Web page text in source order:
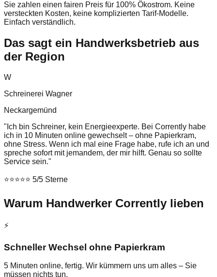
Sie zahlen einen fairen Preis für 100% Ökostrom. Keine
versteckten Kosten, keine komplizierten Tarif-Modelle.
Einfach verständlich.
Das sagt ein Handwerksbetrieb aus
der Region
W
Schreinerei Wagner
Neckargemünd
"Ich bin Schreiner, kein Energieexperte. Bei Corrently habe
ich in 10 Minuten online gewechselt – ohne Papierkram,
ohne Stress. Wenn ich mal eine Frage habe, rufe ich an und
spreche sofort mit jemandem, der mir hilft. Genau so sollte
Service sein."
⭐⭐⭐⭐⭐ 5/5 Sterne
Warum Handwerker Corrently lieben
⚡
Schneller Wechsel ohne Papierkram
5 Minuten online, fertig. Wir kümmern uns um alles – Sie
müssen nichts tun.